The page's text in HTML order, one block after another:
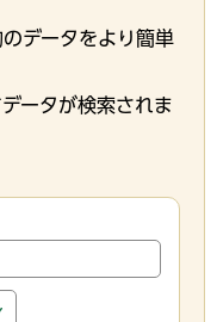
データをより簡単
ータが検索されま